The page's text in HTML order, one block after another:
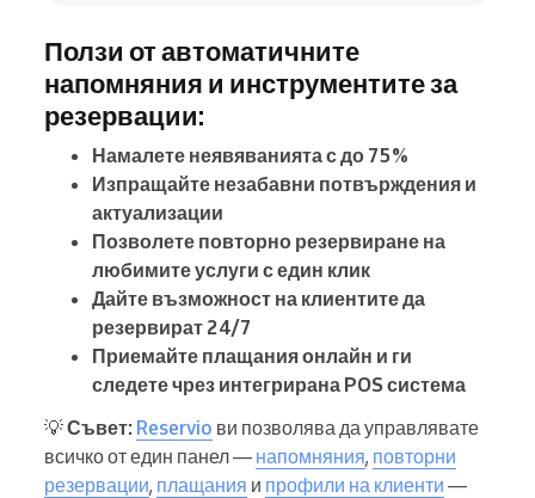
Ползи от автоматичните
напомняния и инструментите за
резервации:
Намалете неявяванията с до 75%
Изпращайте незабавни потвърждения и
актуализации
Позволете повторно резервиране на
любимите услуги с един клик
Дайте възможност на клиентите да
резервират 24/7
Приемайте плащания онлайн и ги
следете чрез интегрирана POS система
💡Съвет: Reservio ви позволява да управлявате
всичко от един панел — напомняния, повторни
резервации, плащания и профили на клиенти —